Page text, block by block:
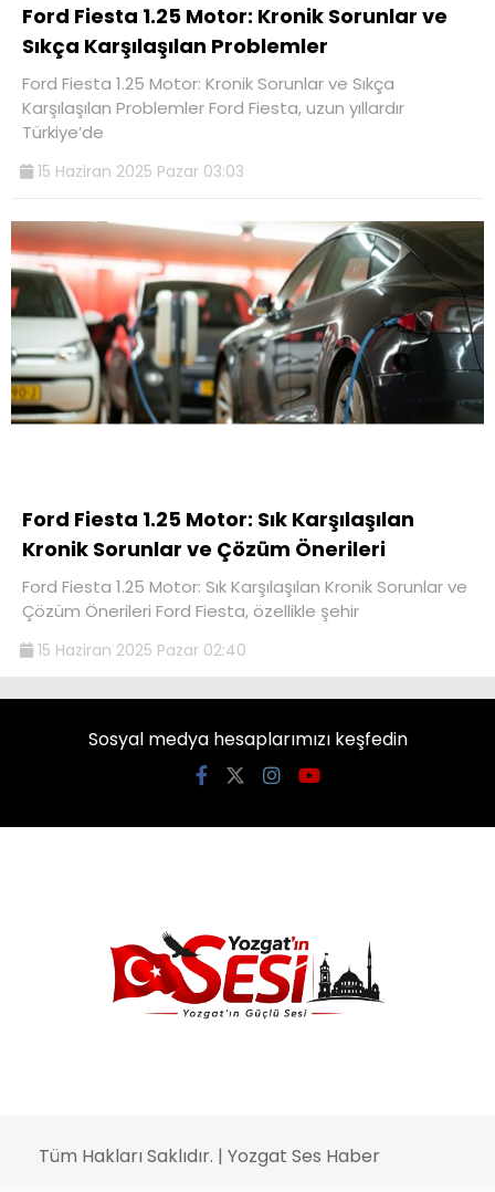
Ford Fiesta 1.25 Motor: Kronik Sorunlar ve
Sıkça Karşılaşılan Problemler
Ford Fiesta 1.25 Motor: Kronik Sorunlar ve Sıkça
Karşılaşılan Problemler Ford Fiesta, uzun yıllardır
Türkiye’de
15 Haziran 2025 Pazar 03:03
Ford Fiesta 1.25 Motor: Sık Karşılaşılan
Kronik Sorunlar ve Çözüm Önerileri
Ford Fiesta 1.25 Motor: Sık Karşılaşılan Kronik Sorunlar ve
Çözüm Önerileri Ford Fiesta, özellikle şehir
15 Haziran 2025 Pazar 02:40
Sosyal medya hesaplarımızı keşfedin
Tüm Hakları Saklıdır. | Yozgat Ses Haber